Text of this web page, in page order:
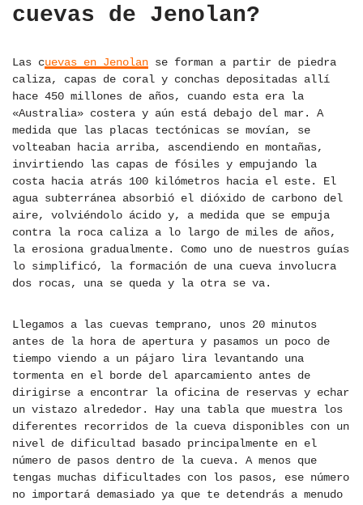
cuevas de Jenolan?
Las cuevas en Jenolan se forman a partir de piedra
caliza, capas de coral y conchas depositadas allí
hace 450 millones de años, cuando esta era la
«Australia» costera y aún está debajo del mar. A
medida que las placas tectónicas se movían, se
volteaban hacia arriba, ascendiendo en montañas,
invirtiendo las capas de fósiles y empujando la
costa hacia atrás 100 kilómetros hacia el este. El
agua subterránea absorbió el dióxido de carbono del
aire, volviéndolo ácido y, a medida que se empuja
contra la roca caliza a lo largo de miles de años,
la erosiona gradualmente. Como uno de nuestros guías
lo simplificó, la formación de una cueva involucra
dos rocas, una se queda y la otra se va.
Llegamos a las cuevas temprano, unos 20 minutos
antes de la hora de apertura y pasamos un poco de
tiempo viendo a un pájaro lira levantando una
tormenta en el borde del aparcamiento antes de
dirigirse a encontrar la oficina de reservas y echar
un vistazo alrededor. Hay una tabla que muestra los
diferentes recorridos de la cueva disponibles con un
nivel de dificultad basado principalmente en el
número de pasos dentro de la cueva. A menos que
tengas muchas dificultades con los pasos, ese número
no importará demasiado ya que te detendrás a menudo